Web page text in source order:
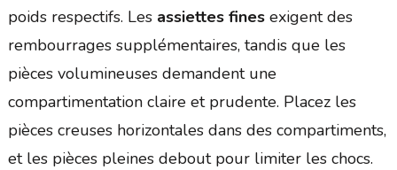
poids respectifs. Les assiettes finesexigent des
rembourrages supplémentaires, tandis que les
pièces volumineuses demandent une
compartimentation claire et prudente. Placez les
pièces creuses horizontales dans des compartiments,
et les pièces pleines debout pour limiter les chocs.